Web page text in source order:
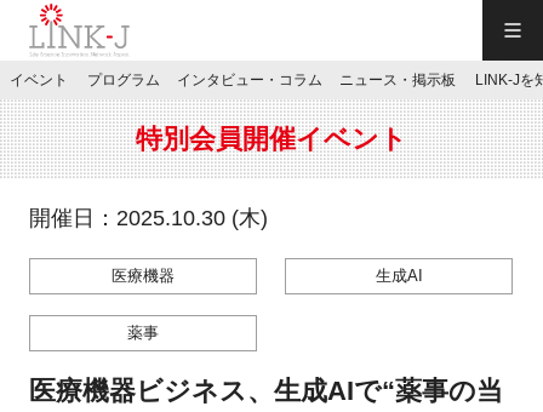
JP／EN
特別会員専用メニュー
イベント プログラム インタビュー・コラム ニュース・掲示板 LINK-Jを
特別会員開催イベント
開催日：2025.10.30 (木)
医療機器 生成AI
薬事
医療機器ビジネス、生成AIで“薬事の当